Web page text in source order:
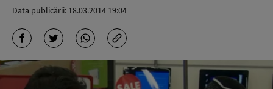
Data publicării: 18.03.2014 19:04